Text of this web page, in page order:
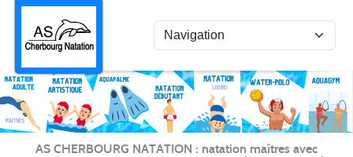
AS CHERBOURG NATATION : natation maîtres avec
Panneau de gestion des cookies